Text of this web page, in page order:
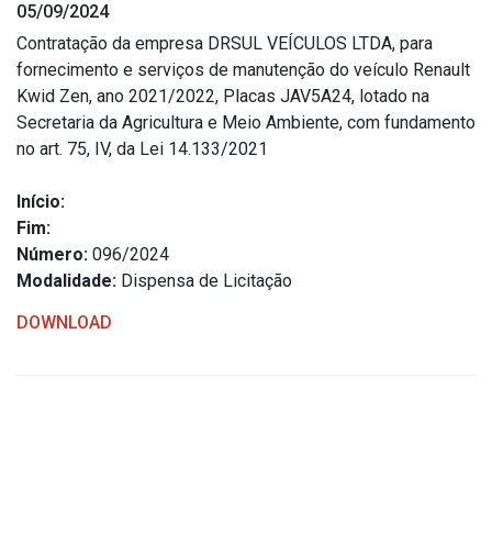
Estrutura Organizacional
Secretarias
Assistência Social
Educação, Cultura, Desporto e Turismo
Obras
05/09/2024
Contratação da empresa DRSUL VEÍCULOS LTDA, para
fornecimento e serviços de manutenção do veículo Renault
Kwid Zen, ano 2021/2022, Placas JAV5A24, lotado na
Secretaria da Agricultura e Meio Ambiente, com fundamento
no art. 75, IV, da Lei 14.133/2021
Início:
Fim:
Número: 096/2024
Modalidade: Dispensa de Licitação
DOWNLOAD